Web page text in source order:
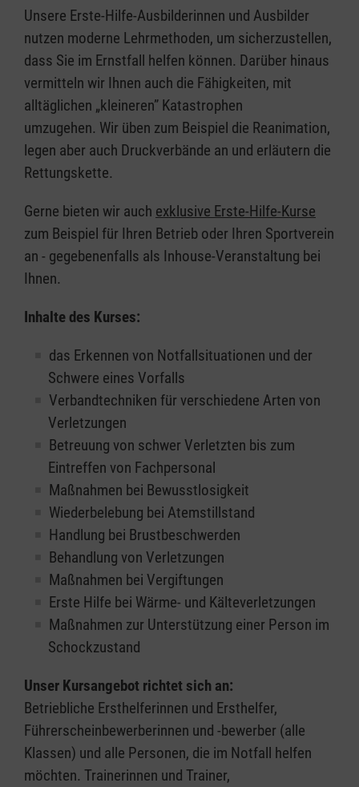
Unsere Erste-Hilfe-Ausbilderinnen und Ausbilder
nutzen moderne Lehrmethoden, um sicherzustellen,
dass Sie im Ernstfall helfen können. Darüber hinaus
vermitteln wir Ihnen auch die Fähigkeiten, mit
alltäglichen „kleineren” Katastrophen
umzugehen. Wir üben zum Beispiel die Reanimation,
legen aber auch Druckverbände an und erläutern die
Rettungskette.
Gerne bieten wir auch exklusive Erste-Hilfe-Kurse
zum Beispiel für Ihren Betrieb oder Ihren Sportverein
an - gegebenenfalls als Inhouse-Veranstaltung bei
Ihnen.
Inhalte des Kurses:
das Erkennen von Notfallsituationen und der
Schwere eines Vorfalls
Verbandtechniken für verschiedene Arten von
Verletzungen
Betreuung von schwer Verletzten bis zum
Eintreffen von Fachpersonal
Maßnahmen bei Bewusstlosigkeit
Wiederbelebung bei Atemstillstand
Handlung bei Brustbeschwerden
Behandlung von Verletzungen
Maßnahmen bei Vergiftungen
Erste Hilfe bei Wärme- und Kälteverletzungen
Maßnahmen zur Unterstützung einer Person im
Schockzustand
Unser Kursangebot richtet sich an:
Betriebliche Ersthelferinnen und Ersthelfer,
Führerscheinbewerberinnen und -bewerber (alle
Klassen) und alle Personen, die im Notfall helfen
möchten. Trainerinnen und Trainer,